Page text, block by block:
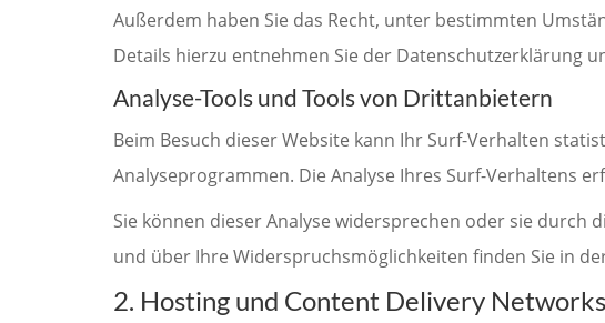
Außerdem haben Sie das Recht, unter bestimmten
Details hierzu entnehmen Sie der Datenschutzerklärung
Analyse-Tools und Tools von Drittanbietern
Beim Besuch dieser Website kann Ihr Surf-Verhalten
Analyseprogrammen. Die Analyse Ihres Surf-Verhaltens
Sie können dieser Analyse widersprechen oder sie
und über Ihre Widerspruchsmöglichkeiten finden Sie in
2. Hosting und Content Delivery